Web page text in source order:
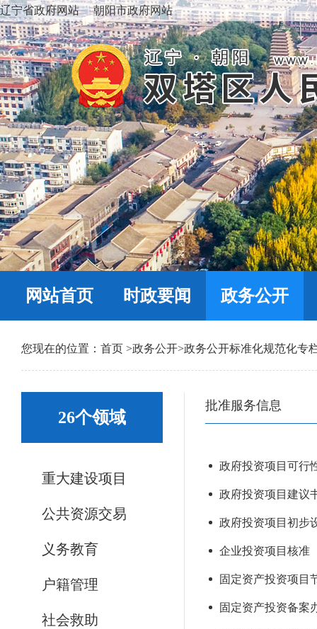
辽宁省政府网站 朝阳市政府网站
网站首页 时政要闻 政务公开
您现在的位置： 首页 >政务公开>政务公开标准化规范化专
26个领域
重大建设项目
公共资源交易
义务教育
户籍管理
社会救助
批准服务信息
政府投资项目可行
政府投资项目建议
政府投资项目初步
企业投资项目核准
固定资产投资项目
固定资产投资备案